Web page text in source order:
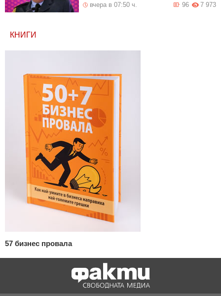
вчера в 07:50 ч. 7 973
96
КНИГИ
57 бизнес провала